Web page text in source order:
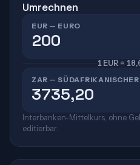
Umrechnen
EUR — EURO
1 EUR =
ZAR — SÜDAFRIKANISCHER
Interbanken-Mittelkurs, ohne
editierbar.